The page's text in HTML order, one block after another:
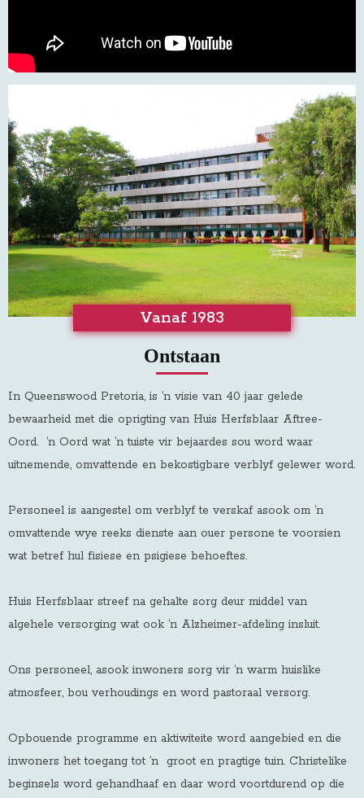
Vanaf 1983
Ontstaan
In Queenswood Pretoria, is ‘n visie van 40 jaar gelede
bewaarheid met die oprigting van Huis Herfsblaar Aftree-
Oord. ‘n Oord wat ‘n tuiste vir bejaardes sou word waar
uitnemende, omvattende en bekostigbare verblyf gelewer word.
Personeel is aangestel om verblyf te verskaf asook om ‘n
omvattende wye reeks dienste aan ouer persone te voorsien
wat betref hul fisiese en psigiese behoeftes.
Huis Herfsblaar streef na gehalte sorg deur middel van
algehele versorging wat ook ‘n Alzheimer-afdeling insluit.
Ons personeel, asook inwoners sorg vir ‘n warm huislike
atmosfeer, bou verhoudings en word pastoraal versorg.
Opbouende programme en aktiwiteite word aangebied en die
inwoners het toegang tot ‘n groot en pragtige tuin. Christelike
beginsels word gehandhaaf en daar word voortdurend op die